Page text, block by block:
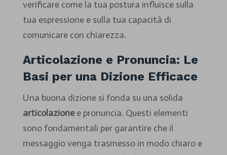
verificare come la tua postura influisce sulla
tua espressione e sulla tua capacità di
comunicare con chiarezza.
Articolazione e Pronuncia: Le
Basi per una Dizione Efficace
Una buona dizione si fonda su una solida
articolazionee pronuncia. Questi elementi
sono fondamentali per garantire che il
messaggio venga trasmesso in modo chiaro e